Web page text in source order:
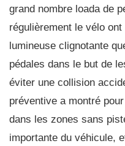
grand nombre loada de
régulièrement le vélo
lumineuse clignotante
pédales dans le but de
éviter une collision
préventive a montré
dans les zones sans
importante du véhicule,